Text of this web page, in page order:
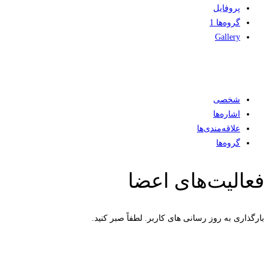
پروفایل
گروه‌ها 1
Gallery
شخصی
اشاره‌ها
علاقه‌مندی‌ها
گروه‌ها
فعالیت‌های اعضا
بارگذاری به روز رسانی های کاربر. لطفاً صبر کنید.